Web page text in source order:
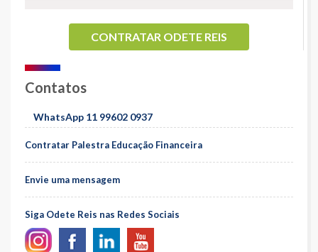
CONTRATAR ODETE REIS
Contatos
WhatsApp 11 99602 0937
Contratar Palestra Educação Financeira
Envie uma mensagem
Siga Odete Reis nas Redes Sociais